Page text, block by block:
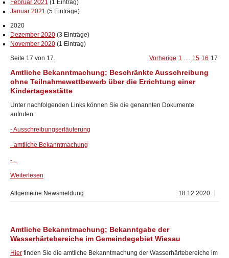
Februar 2021 (1 Eintrag)
Januar 2021 (5 Einträge)
2020
Dezember 2020 (3 Einträge)
November 2020 (1 Eintrag)
Seite 17 von 17.
Vorherige 1 .... 15 16 17
Amtliche Bekanntmachung; Beschränkte Ausschreibung
ohne Teilnahmewettbewerb über die Errichtung einer
Kindertagesstätte
Unter nachfolgenden Links können Sie die genannten Dokumente
aufrufen:
- Ausschreibungserläuterung
- amtliche Bekanntmachung
-...
Weiterlesen
18.12.2020
Allgemeine Newsmeldung
Amtliche Bekanntmachung; Bekanntgabe der
Wasserhärtebereiche im Gemeindegebiet Wiesau
Hier finden Sie die amtliche Bekanntmachung der Wasserhärtebereiche im